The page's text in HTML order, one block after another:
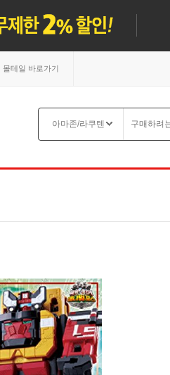
몰테일 바로가기